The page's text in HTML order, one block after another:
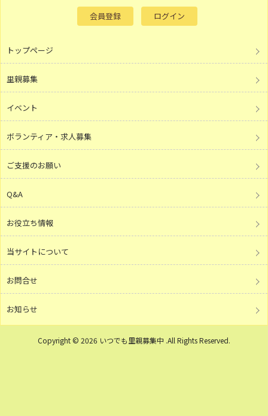
会員登録 ログイン
トップページ
里親募集
イベント
ボランティア・求人募集
ご支援のお願い
Q&A
お役立ち情報
当サイトについて
お問合せ
お知らせ
Copyright © 2026 いつでも里親募集中 .All Rights Reserved.